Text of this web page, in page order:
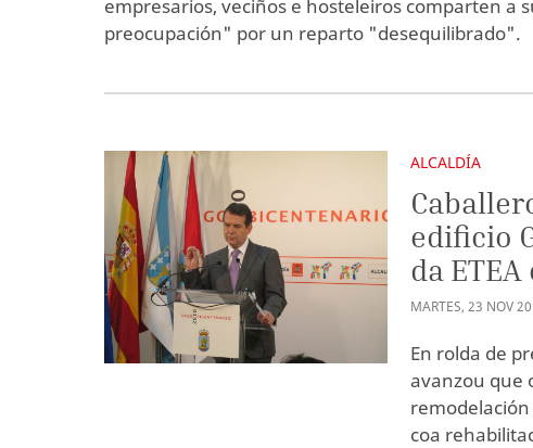
empresarios, veciños e hosteleiros comparten a
preocupación" por un reparto "desequilibrado".
ALCALDÍA
edificio
da
MARTES,23 NOV
En rolda de
avanzou que
remodelación
coa